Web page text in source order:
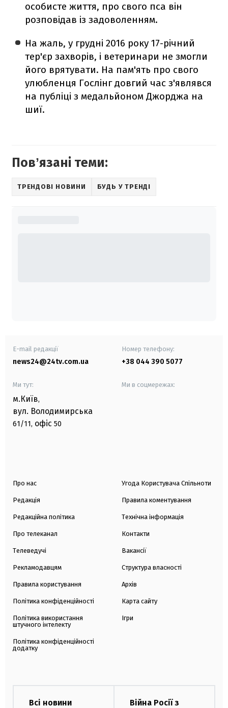
особисте життя, про свого пса він
розповідав із задоволенням.
На жаль, у грудні 2016 року 17-річний
тер'єр захворів, і ветеринари не змогли
його врятувати. На пам'ять про свого
улюбленця Гослінг довгий час з'являвся
на публіці з медальйоном Джорджа на
шиї.
Повʼязані теми:
ТРЕНДОВІ НОВИНИ БУДЬ У ТРЕНДІ
E-mail редакції
news24@24tv.com.ua
Номер телефону:
+38 044 390 5077
Ми тут:
м.Київ,
вул. Володимирська
61/11, офіс 50
Ми в соцмережах:
Про нас
Редакція
Редакційна політика
Про телеканал
Телеведучі
Рекламодавцям
Правила користування
Політика конфіденційності
Політика використання
штучного інтелекту
Політика конфіденційності
додатку
Угода Користувача Спільноти
Правила коментування
Технічна інформація
Контакти
Вакансії
Структура власності
Архів
Карта сайту
Ігри
Всі новини
Війна Росії з